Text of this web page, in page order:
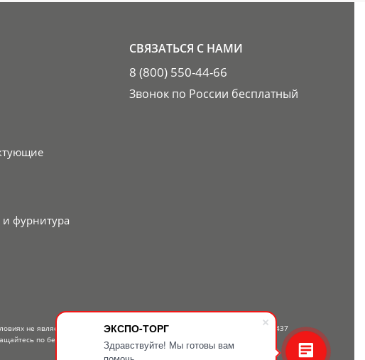
ЭКСПО-ТОРГ
Здравствуйте! Мы готовы вам
фурнитура
СВЯЗАТЬСЯ С НАМИ
8 (800) 550-44-66
Звонок по России бесплатный
не является публичной офертой, определяемой положениями Статьи 437
по бесплатному телефону — 8-800-550-44-66.